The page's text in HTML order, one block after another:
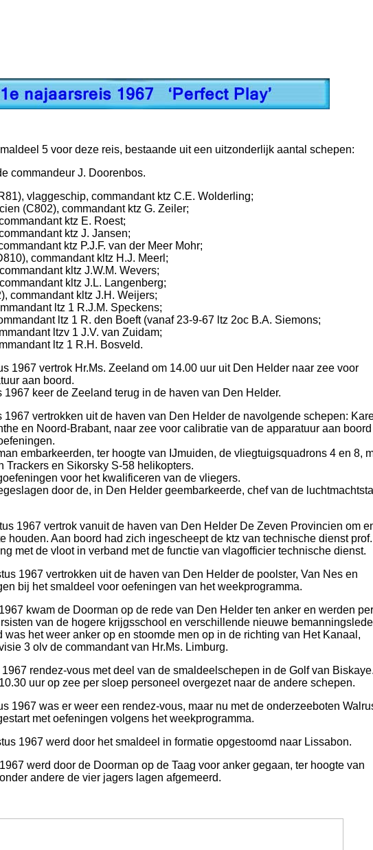
5 voor deze reis, bestaande uit een uitzonderlijk aantal schepen:
commandeur J. Doorenbos.
vlaggeschip, commandant ktz C.E. Wolderling;
(C802), commandant ktz G. Zeiler;
ktz E. Roest;
ktz J. Jansen;
ktz P.J.F. van der Meer Mohr;
commandant kltz H.J. Meerl;
kltz J.W.M. Wevers;
kltz J.L. Langenberg;
commandant kltz J.H. Weijers;
ltz 1 R.J.M. Speckens;
ltz 1 R. den Boeft (vanaf 23-9-67 ltz 2oc B.A. Siemons;
ltzv 1 J.V. van Zuidam;
ltz 1 R.H. Bosveld.
1967 vertrok Hr.Ms. Zeeland om 14.00 uur uit Den Helder naar zee voor
aan boord.
keer de Zeeland terug in de haven van Den Helder.
1967 vertrokken uit de haven van Den Helder de navolgende schepen:
en Noord-Brabant, naar zee voor calibratie van de apparatuur aan
embarkeerden, ter hoogte van IJmuiden, de vliegtuigsquadrons 4 en 8,
Trackers en Sikorsky S-58 helikopters.
voor het kwalificeren van de vliegers.
door de, in Den Helder geembarkeerde, chef van de
1967 vertrok vanuit de haven van Den Helder De Zeven Provincien om
houden. Aan boord had zich ingescheept de ktz van technische dienst
met de vloot in verband met de functie van vlagofficier technische dienst.
1967 vertrokken uit de haven van Den Helder de poolster, Van Nes en
bij het smaldeel voor oefeningen van het weekprogramma.
kwam de Doorman op de rede van Den Helder ten anker en werden per
van de hogere krijgsschool en verschillende nieuwe
was het weer anker op en stoomde men op in de richting van Het Kanaal,
3 olv de commandant van Hr.Ms. Limburg.
rendez-vous met deel van de smaldeelschepen in de Golf van
uur op zee per sloep personeel overgezet naar de andere schepen.
1967 was er weer een rendez-vous, maar nu met de onderzeeboten
met oefeningen volgens het weekprogramma.
1967 werd door het smaldeel in formatie opgestoomd naar Lissabon.
werd door de Doorman op de Taag voor anker gegaan, ter hoogte van
andere de vier jagers lagen afgemeerd.